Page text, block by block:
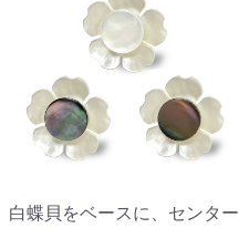
白蝶貝をベースに、センター